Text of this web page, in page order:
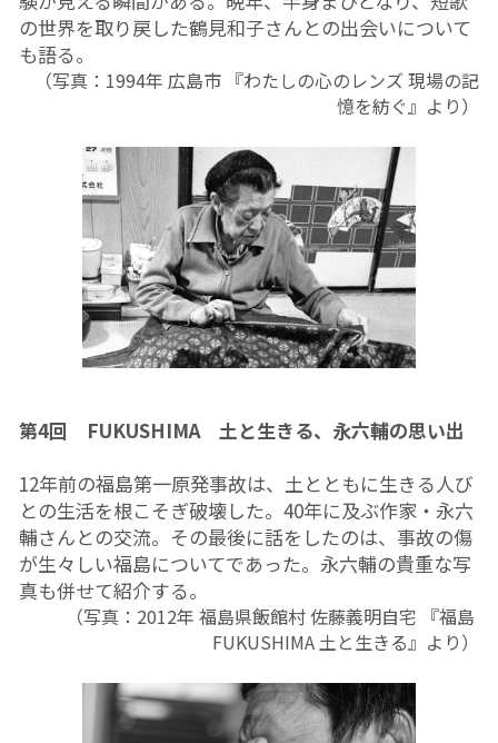
の世界を取り戻した鶴見和子さんとの出会いについて
も語る。
（写真：1994年 広島市 『わたしの心のレンズ 現場の記
憶を紡ぐ』より）
第4回　FUKUSHIMA　土と生きる、永六輔の思い出
12年前の福島第一原発事故は、土とともに生きる人び
との生活を根こそぎ破壊した。40年に及ぶ作家・永六
輔さんとの交流。その最後に話をしたのは、事故の傷
が生々しい福島についてであった。永六輔の貴重な写
真も併せて紹介する。
（写真：2012年 福島県飯館村 佐藤義明自宅 『福島
FUKUSHIMA 土と生きる』より）